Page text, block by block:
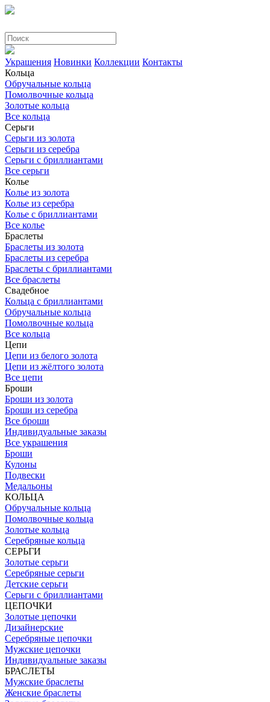
Украшения Новинки Коллекции Контакты
Кольца
Обручальные кольца
Помолвочные кольца
Золотые кольца
Все кольца
Серьги
Серьги из золота
Серьги из серебра
Серьги с бриллиантами
Все серьги
Колье
Колье из золота
Колье из серебра
Колье с бриллиантами
Все колье
Браслеты
Браслеты из золота
Браслеты из серебра
Браслеты с бриллиантами
Все браслеты
Свадебное
Кольца с бриллиантами
Обручальные кольца
Помолвочные кольца
Все кольца
Цепи
Цепи из белого золота
Цепи из жёлтого золота
Все цепи
Броши
Броши из золота
Броши из серебра
Все броши
Индивидуальные заказы
Все украшения
Броши
Кулоны
Подвески
Медальоны
КОЛЬЦА
Обручальные кольца
Помолвочные кольца
Золотые кольца
Серебряные кольца
СЕРЬГИ
Золотые серьги
Серебряные серьги
Детские серьги
Серьги с бриллиантами
ЦЕПОЧКИ
Золотые цепочки
Дизайнерские
Серебряные цепочки
Мужские цепочки
Индивидуальные заказы
БРАСЛЕТЫ
Мужские браслеты
Женские браслеты